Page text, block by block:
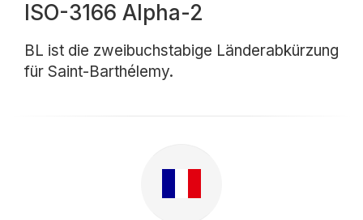
ISO-3166 Alpha-2
BL ist die zweibuchstabige Länderabkürzung
für Saint-Barthélemy.